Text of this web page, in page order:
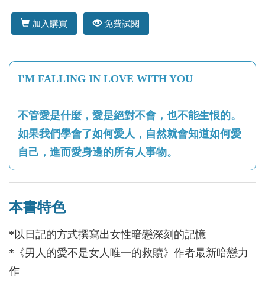
加入購買 免費試閱
I'M FALLING IN LOVE WITH YOU
不管愛是什麼，愛是絕對不會，也不能生恨的。
如果我們學會了如何愛人，自然就會知道如何愛
自己，進而愛身邊的所有人事物。
本書特色
*以日記的方式撰寫出女性暗戀深刻的記憶
*《男人的愛不是女人唯一的救贖》作者最新暗戀力
作